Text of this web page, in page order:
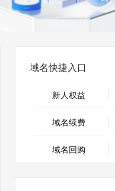
域名快捷入口
新人权益
域名续费
域名回购
随地安全接入的云上超级电脑
生数据库 PolarDB
服务 Kubernetes 版 ACK
通过阿里云百炼高效搭建AI应用,助力高效开发
高效构建企业门户网站